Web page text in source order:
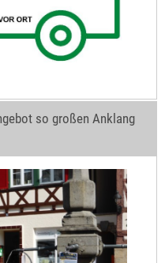
so großen Anklang